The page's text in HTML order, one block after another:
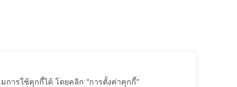
การใช้คุกกี้ได้ โดยคลิก "การตั้งค่าคุกกี้"